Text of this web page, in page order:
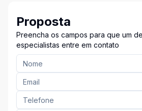
Proposta
Preencha os campos para que um
especialistas entre em contato